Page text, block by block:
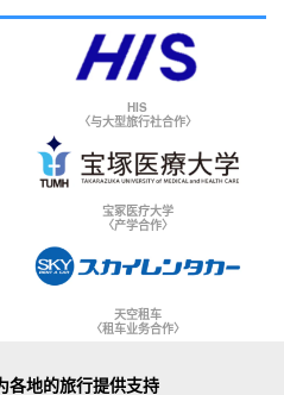
HIS
〈与大型旅行社合作〉
宝冢医疗大学
〈产学合作〉
天空租车
〈租车业务合作〉
各地的旅行提供支持